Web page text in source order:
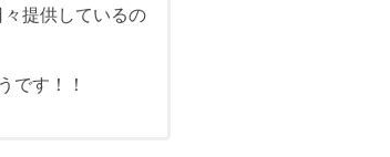
々提供しているの
です！！